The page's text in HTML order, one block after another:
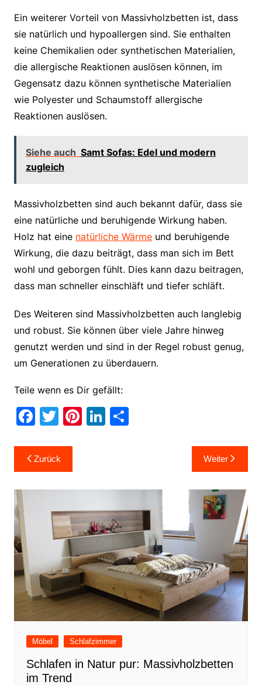
Ein weiterer Vorteil von Massivholzbetten ist, dass
sie natürlich und hypoallergen sind. Sie enthalten
keine Chemikalien oder synthetischen Materialien,
die allergische Reaktionen auslösen können, im
Gegensatz dazu können synthetische Materialien
wie Polyester und Schaumstoff allergische
Reaktionen auslösen.
Siehe auch Samt Sofas: Edel und modern
zugleich
Massivholzbetten sind auch bekannt dafür, dass sie
eine natürliche und beruhigende Wirkung haben.
Holz hat eine natürliche Wärmeund beruhigende
Wirkung, die dazu beiträgt, dass man sich im Bett
wohl und geborgen fühlt. Dies kann dazu beitragen,
dass man schneller einschläft und tiefer schläft.
Des Weiteren sind Massivholzbetten auch langlebig
und robust. Sie können über viele Jahre hinweg
genutzt werden und sind in der Regel robust genug,
um Generationen zu überdauern.
Teile wenn es Dir gefällt:
F
c
e
b
T
itt
er
Pi
st
Li
dI
n
T
Beitragsnavigation
Zurück Weiter
Möbel Schlafzimmer
Schlafen in Natur pur: Massivholzbetten
im Trend